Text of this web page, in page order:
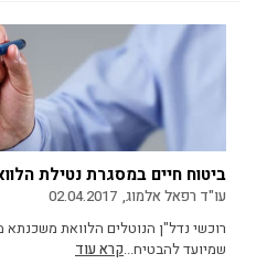
ביטוח חיים במסגרת נטילת
עו"ד רפאל אלמוג, 02.04.2017
רוכשי נדל"ן הנוטלים הלוואת משכנתא
שמיועד להבטיח...קרא עוד